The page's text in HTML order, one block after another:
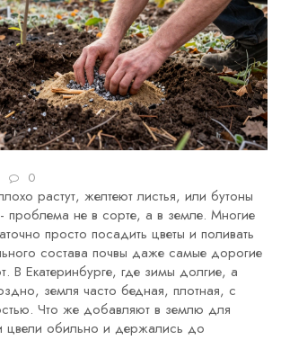
0
растут, желтеют листья, или бутоны
проблема не в сорте, а в земле. Многие
просто посадить цветы и поливать
состава почвы даже самые дорогие
В Екатеринбурге, где зимы долгие, а
земля часто бедная, плотная, с
Что же добавляют в землю для
цвели обильно и держались до